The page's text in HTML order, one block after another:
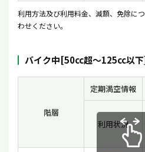
利用方法及び利用料金、減額、免除に
わせください。
バイク中[50cc超〜125cc以
階層
定期満空情報
利用状況